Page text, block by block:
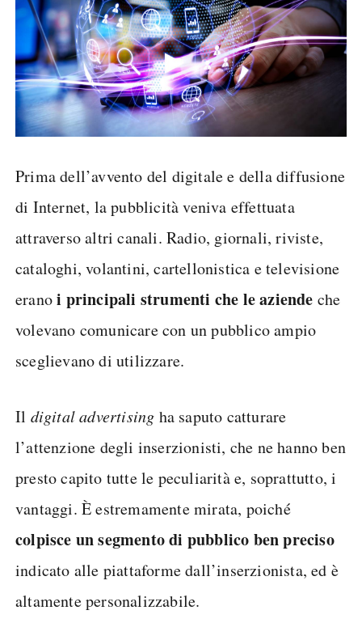
Prima dell’avvento del digitale e della diffusione
di Internet, la pubblicità veniva effettuata
attraverso altri canali. Radio, giornali, riviste,
cataloghi, volantini, cartellonistica e televisione
eranoi principali strumenti che le aziende che
volevano comunicare con un pubblico ampio
sceglievano di utilizzare.
Il digital advertising ha saputo catturare
l’attenzione degli inserzionisti, che ne hanno ben
presto capito tutte le peculiarità e, soprattutto, i
vantaggi. È estremamente mirata, poiché
colpisce un segmento di pubblico ben preciso
indicato alle piattaforme dall’inserzionista, ed è
altamente personalizzabile.